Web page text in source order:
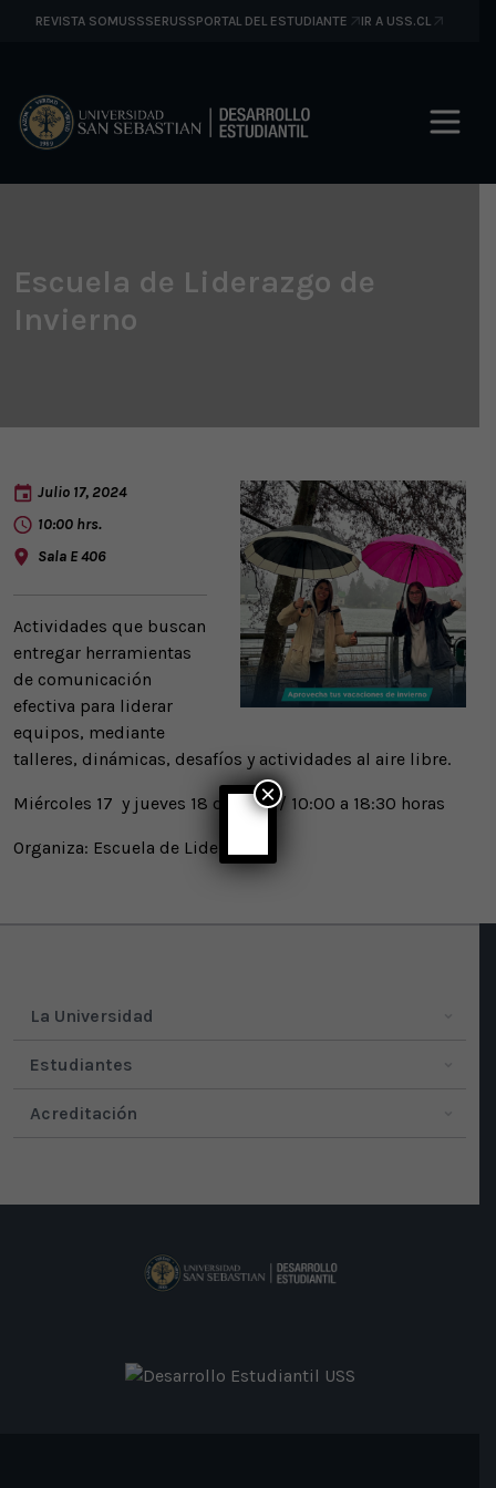
REVISTA SOMUSSSERUSSPORTAL DEL ESTUDIANTE IR A USS.CL
Escuela de Liderazgo de
Invierno
Julio 17, 2024
10:00 hrs.
Sala E 406
Actividades que buscan
entregar herramientas
de comunicación
efectiva para liderar
equipos, mediante
talleres, dinámicas, desafíos y actividades al aire libre.
Miércoles 17 y jueves 18 de julio / 10:00 a 18:30 horas
Organiza: Escuela de Liderazgo
La Universidad
Estudiantes
Acreditación
×